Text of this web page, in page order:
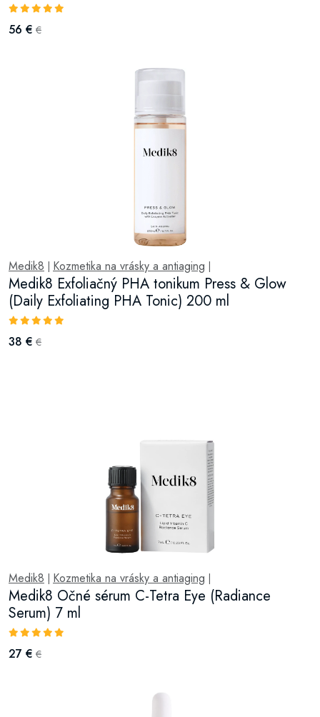
56 € €
Medik8 Kozmetika na vrásky a antiaging
Medik8 Exfoliačný PHA tonikum Press & Glow
(Daily Exfoliating PHA Tonic) 200 ml
38 € €
Medik8 Kozmetika na vrásky a antiaging
Medik8 Očné sérum C-Tetra Eye (Radiance
Serum) 7 ml
27 € €